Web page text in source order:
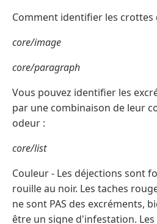
Comment identifier les crottes
core/image
core/paragraph
Vous pouvez identifier les
par une combinaison de leur
odeur :
core/list
Couleur - Les déjections sont
rouille au noir. Les taches
ne sont PAS des excréments,
être un signe d'infestation.